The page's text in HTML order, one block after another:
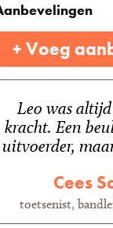
+ Voeg
Leo was
kracht. Een
uitvoerder,
Cees
toetsenist,